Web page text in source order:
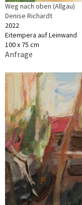
Weg nach oben (Allgäu)
Denise Richardt
2022
Eitempera auf Leinwand
100 x 75 cm
Anfrage